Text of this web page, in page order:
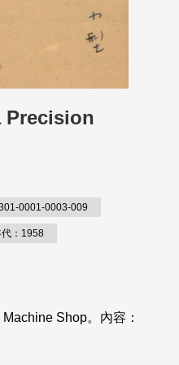
Precision
0001-0003-009
代：1958
Shop。內容：